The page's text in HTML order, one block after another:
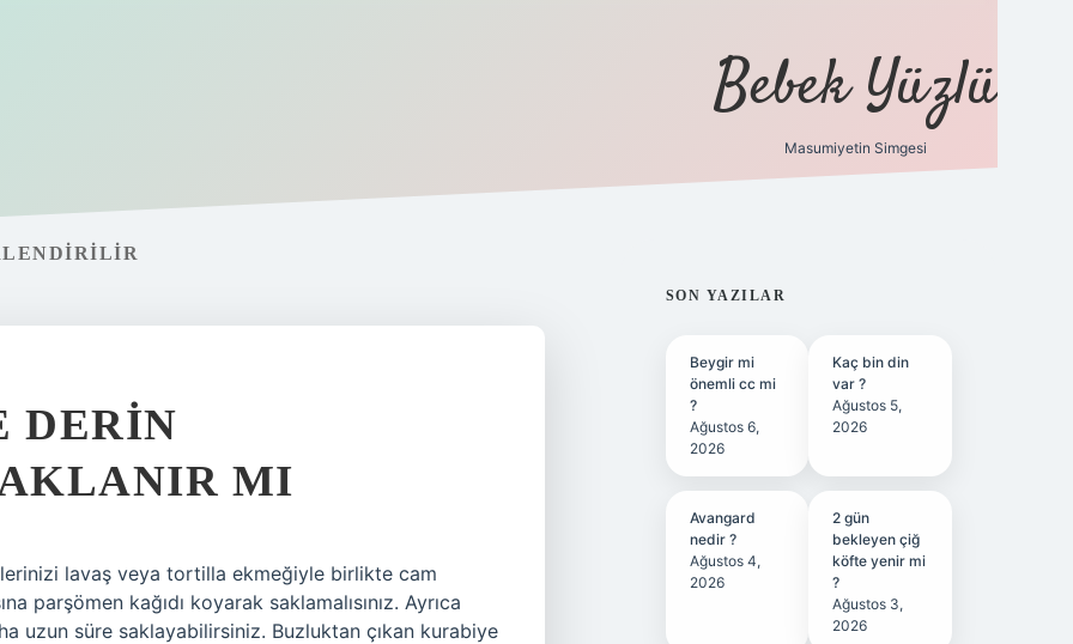
Bebek Yüzlü
Masumiyetin Simgesi
DERIN
MI
lavaş veya tortilla ekmeğiyle birlikte cam
parşömen kağıdı koyarak saklamalısınız. Ayrıca
uzun süre saklayabilirsiniz. Buzluktan çıkan kurabiye
SIDEBAR
SON YAZILAR
Beygir mi
önemli cc mi
?
Ağustos 6,
2026
Kaç bin din
var ?
Ağustos 5,
2026
Avangard
nedir ?
Ağustos 4,
2026
2 gün
bekleyen çiğ
köfte yenir mi
?
Ağustos 3,
2026